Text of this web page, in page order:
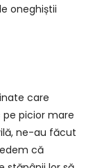
oneghiștii
care
picior mare
ne-au făcut
că